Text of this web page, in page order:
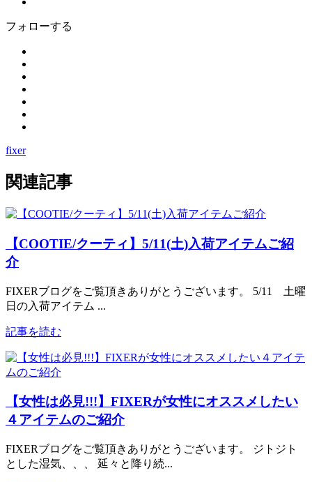
フォローする
fixer
関連記事
【COOTIE/クーティ】5/11(土)入荷アイテムご紹
介
FIXERブログをご覧頂きありがとうございます。 5/11 土曜
日の入荷アイテム ...
記事を読む
【女性は必見!!!】FIXERが女性にオススメしたい
４アイテムのご紹介
FIXERブログをご覧頂きありがとうございます。 ジトジト
とした湿気、、、 延々と降り続...